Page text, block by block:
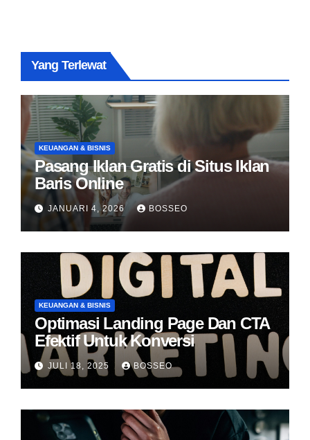
Yang Terlewat
KEUANGAN & BISNIS
Pasang Iklan Gratis di Situs Iklan
Baris Online
JANUARI 4, 2026 BOSSEO
KEUANGAN & BISNIS
Optimasi Landing Page Dan CTA
Efektif Untuk Konversi
JULI 18, 2025 BOSSEO